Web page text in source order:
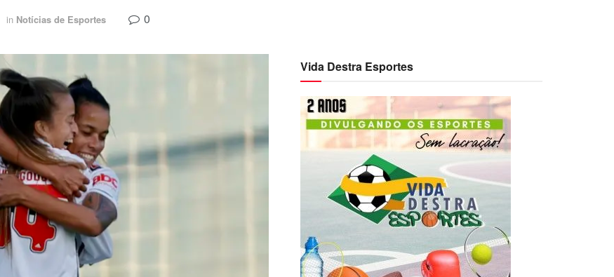
in Notícias de Esportes 0
Vida Destra Esportes